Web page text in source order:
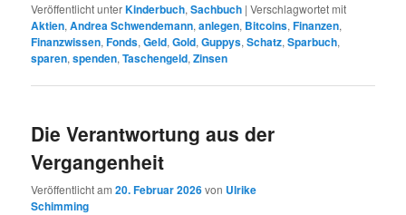
Veröffentlicht unterKinderbuch,Sachbuch |Verschlagwortet mit
Aktien,Andrea Schwendemann,anlegen, Bitcoins,Finanzen,
Finanzwissen,Fonds,Geld,Gold,Guppys,Schatz,Sparbuch,
sparen,spenden,Taschengeld,Zinsen
Die Verantwortung aus der
Vergangenheit
Veröffentlicht am20. Februar 2026von Ulrike
Schimming